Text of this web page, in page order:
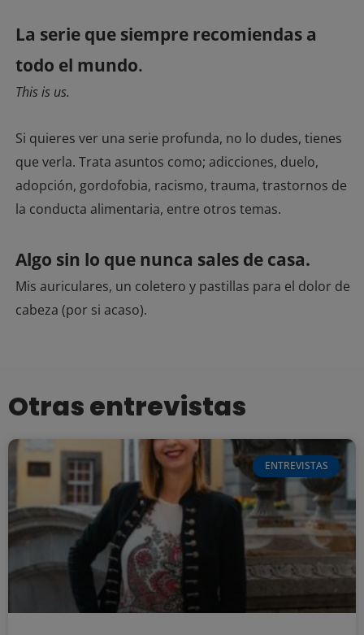
La serie que siempre recomiendas a
todo el mundo.
This is us.
Si quieres ver una serie profunda, no lo dudes, tienes
que verla. Trata asuntos como; adicciones, duelo,
adopción, gordofobia, racismo, trauma, trastornos de
la conducta alimentaria, entre otros temas.
Algo sin lo que nunca sales de casa.
Mis auriculares, un coletero y pastillas para el dolor de
cabeza (por si acaso).
Otras entrevistas
ENTREVISTAS